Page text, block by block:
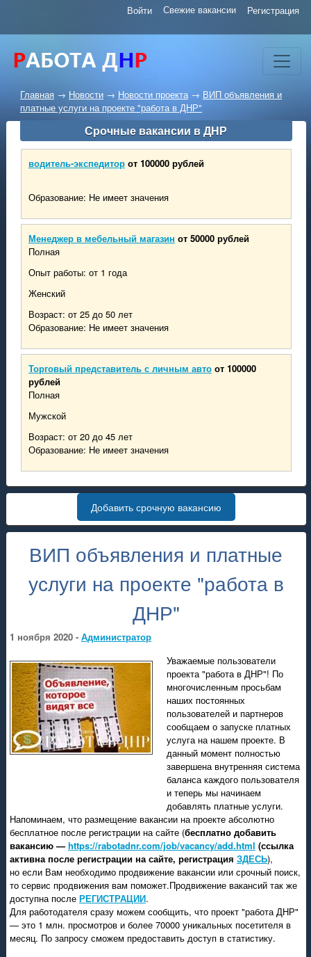
Войти Свежие вакансии Регистрация
Главная → Новости→ Новости проекта→ ВИП объявления и
платные услуги на проекте "работа в ДНР"
Срочные вакансии в ДНР
водитель-экспедитор от 100000 рублей
Образование: Не имеет значения
Менеджер в мебельный магазин от 50000 рублей
Полная
Опыт работы: от 1 года
Женский
Возраст: от 25 до 50 лет
Образование: Не имеет значения
Торговый представитель с личным авто от 100000
рублей
Полная
Мужской
Возраст: от 20 до 45 лет
Образование: Не имеет значения
Добавить срочную вакансию
ВИП объявления и платные
услуги на проекте "работа в
ДНР"
1 ноября 2020 - Администратор
Уважаемые пользователи
проекта "работа в ДНР"! По
многочисленным просьбам
наших постоянных
пользователей и партнеров
сообщаем о запуске платных
услуга на нашем проекте. В
данный момент полностью
завершена внутренняя система
баланса каждого пользователя
и теперь мы начинаем
добавлять платные услуги.
Напоминаем, что размещение вакансии на проекте абсолютно
бесплатное после регистрации на сайте (бесплатно добавить
вакансию — https://rabotadnr.com/job/vacancy/add.html (ссылка
активна после регистрации на сайте, регистрация ЗДЕСЬ),
но если Вам необходимо продвижение вакансии или срочный поиск,
то сервис продвижения вам поможет.Продвижение вакансий так же
доступна после РЕГИСТРАЦИИ.
Для работодателя сразу можем сообщить, что проект "работа ДНР"
— это 1 млн. просмотров и более 70000 уникальных посетителя в
месяц. По запросу сможем предоставить доступ в статистику.